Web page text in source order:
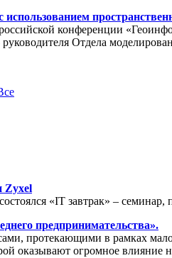
использованием
конференции
Отдела
Zyxel
«IT завтрак» –
предпринимательства».
протекающими в рамках
оказывают огромное влияние